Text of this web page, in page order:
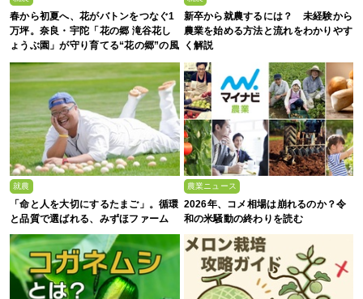
春から初夏へ、花がバトンをつなぐ1
万坪。奈良・宇陀「花の郷 滝谷花し
ょうぶ園」が守り育てる“花の郷”の風
景
新卒から就農するには？ 未経験から
農業を始める方法と流れをわかりやす
く解説
就農
「命と人を大切にするたまご」。循環
と品質で選ばれる、みずほファーム
農業ニュース
2026年、コメ相場は崩れるのか？令
和の米騒動の終わりを読む